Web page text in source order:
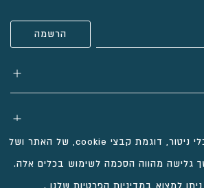
האתר עושה שימוש בכלי ניטור, דוגמת קבצי cookie, של האתר ושל
גלישה מהווה הסכמה לשימוש בכלים אלה.